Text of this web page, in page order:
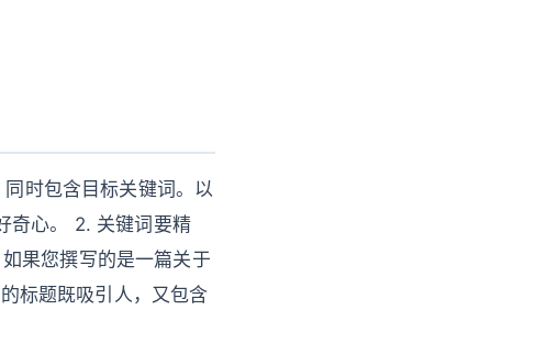
时包含目标关键词。以
奇心。 2. 关键词要精
果您撰写的是一篇关于
标题既吸引人，又包含